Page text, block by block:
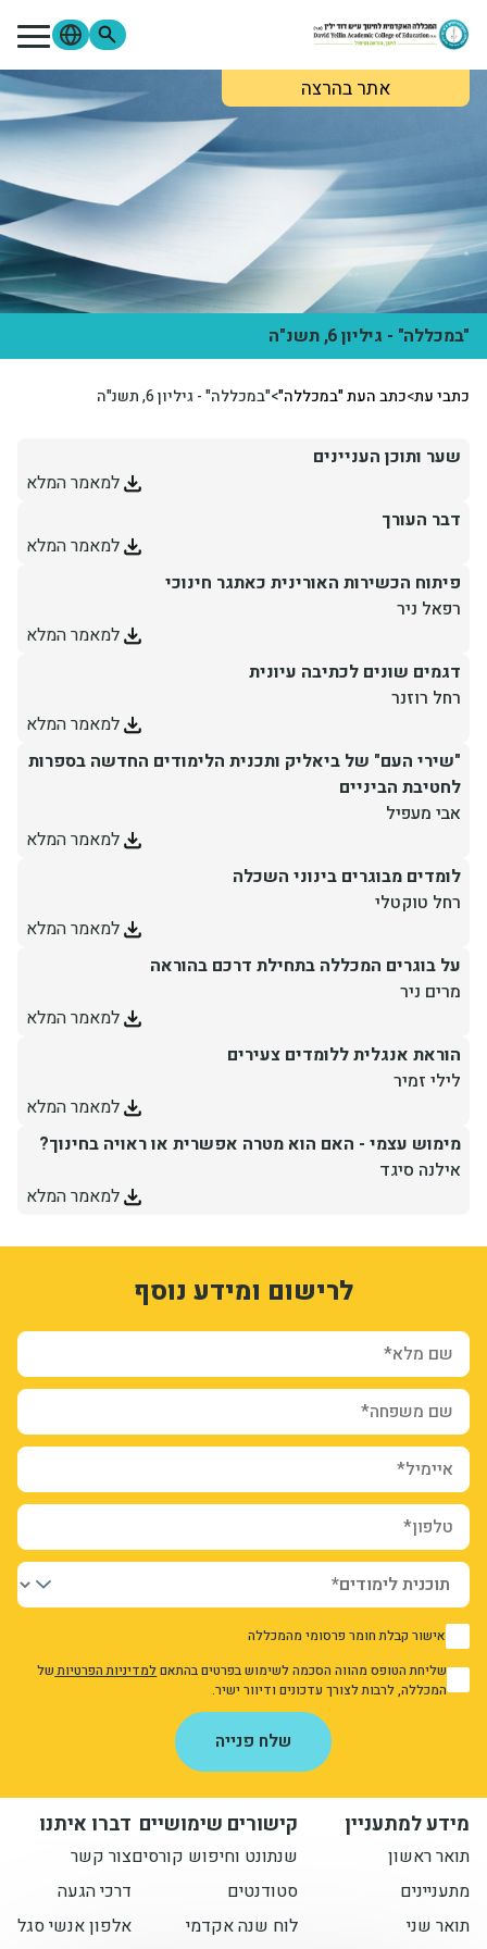
דילוג לתוכן העיקרי
אתר בהרצהמתעניינים סטודנטים
סגל
ספרייה
Moodle
פורטל הסטודנטים
צור קשר
אודות המכללה
לימודים והרשמה
מידע שימושי
מחקר ופירסומים
יחידות ומכונים
חברה וקהילה
"במכללה" - גיליון 6, תשנ"ה
כתבי עת>כתב העת "במכללה">"במכללה" - גיליון 6, תשנ"ה
שער ותוכן העניינים
למאמר המלא
דבר העורך
למאמר המלא
פיתוח הכשירות האורינית כאתגר חינוכי
רפאל ניר
למאמר המלא
דגמים שונים לכתיבה עיונית
רחל רוזנר
למאמר המלא
"שירי העם" של ביאליק ותכנית הלימודים החדשה בספרות
לחטיבת הביניים
אבי מעפיל
למאמר המלא
לומדים מבוגרים בינוני השכלה
רחל טוקטלי
למאמר המלא
על בוגרים המכללה בתחילת דרכם בהוראה
מרים ניר
למאמר המלא
הוראת אנגלית ללומדים צעירים
לילי זמיר
למאמר המלא
מימוש עצמי - האם הוא מטרה אפשרית או ראויה בחינוך?
אילנה סיגד
למאמר המלא
לרישום ומידע נוסף
שם מלא*
שם משפחה*
איימיל*
טלפון*
1 אישור קבלת חומר פרסומי מהמכללה
1
אני מאשר/ת את מדיניות הפרטיות
שליחת הטופס מהווה הסכמה לשימוש בפרטים בהתאםלמדיניות הפרטיותשל
המכללה, לרבות לצורך עדכונים ודיוור ישיר.
שלח פנייה
Ogdl_P4-qNb77i-Z13NS0hO5TZuWPF931mPBYXGyg6U
PMDeS1kV0iODlWQHeQAfPm9SrsP5dvA10jjOz5hUn7Q
מידע למתעניין
תואר ראשון
מתעניינים
תואר שני
קישורים שימושיים
שנתונט וחיפוש קורסים
סטודנטים
לוח שנה אקדמי
דברו איתנו
צור קשר
דרכי הגעה
אלפון אנשי סגל